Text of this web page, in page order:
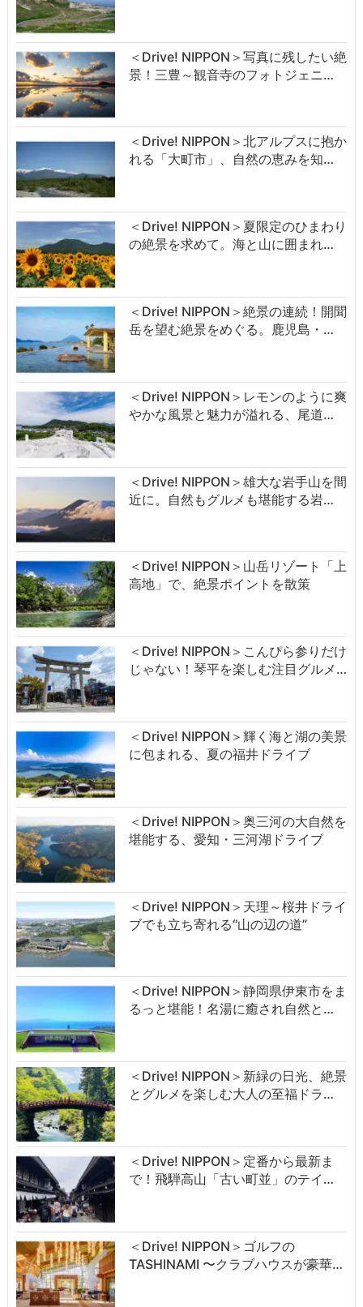
＜Drive! NIPPON＞写真に残したい絶
景！三豊～観音寺のフォトジェニ…
＜Drive! NIPPON＞北アルプスに抱か
れる「大町市」、自然の恵みを知…
＜Drive! NIPPON＞夏限定のひまわり
の絶景を求めて。海と山に囲まれ…
＜Drive! NIPPON＞絶景の連続！開聞
岳を望む絶景をめぐる。鹿児島・…
＜Drive! NIPPON＞レモンのように爽
やかな風景と魅力が溢れる、尾道…
＜Drive! NIPPON＞雄大な岩手山を間
近に。自然もグルメも堪能する岩…
＜Drive! NIPPON＞山岳リゾート「上
高地」で、絶景ポイントを散策
＜Drive! NIPPON＞こんぴら参りだけ
じゃない！琴平を楽しむ注目グルメ…
＜Drive! NIPPON＞輝く海と湖の美景
に包まれる、夏の福井ドライブ
＜Drive! NIPPON＞奥三河の大自然を
堪能する、愛知・三河湖ドライブ
＜Drive! NIPPON＞天理～桜井ドライ
ブでも立ち寄れる“山の辺の道”
＜Drive! NIPPON＞静岡県伊東市をま
るっと堪能！名湯に癒され自然と…
＜Drive! NIPPON＞新緑の日光、絶景
とグルメを楽しむ大人の至福ドラ…
＜Drive! NIPPON＞定番から最新ま
で！飛騨高山「古い町並」のテイ…
＜Drive! NIPPON＞ゴルフの
TASHINAMI 〜クラブハウスが豪華…